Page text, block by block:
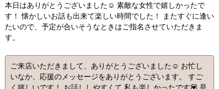
本日はありがとうございました☺️ 素敵な女性で嬉しかったで
す！ 懐かしいお話も出来て楽しい時間でした！ またすぐに逢い
たいので、予定が合いそうなときはご指名させていただきま
す。
ご来店いただきまして、ありがとうございました☺️ お忙し
いなか、応援のメッセージをありがとうございます。 すご
く嬉しいです！ お話ししやすくて 私も楽しかったです💟 是